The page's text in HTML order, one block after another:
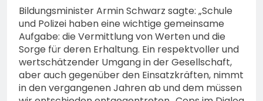
Bildungsminister Armin Schwarz sagte: „Schule
und Polizei haben eine wichtige gemeinsame
Aufgabe: die Vermittlung von Werten und die
Sorge für deren Erhaltung. Ein respektvoller und
wertschätzender Umgang in der Gesellschaft,
aber auch gegenüber den Einsatzkräften, nimmt
in den vergangenen Jahren ab und dem müssen